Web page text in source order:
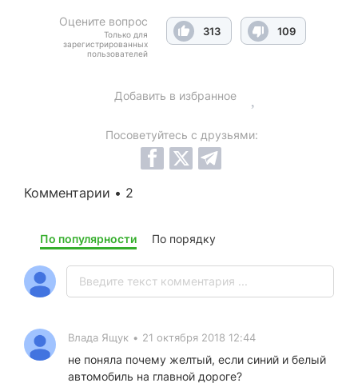
Оцените вопрос
Только для
зарегистрированных
пользователей
313 109
Добавить в избранное
Посоветуйтесь с друзьями:
Комментарии • 2
По популярности По порядку
Влада Ящук • 21 октября 2018 12:44
не поняла почему желтый, если синий и белый
автомобиль на главной дороге?